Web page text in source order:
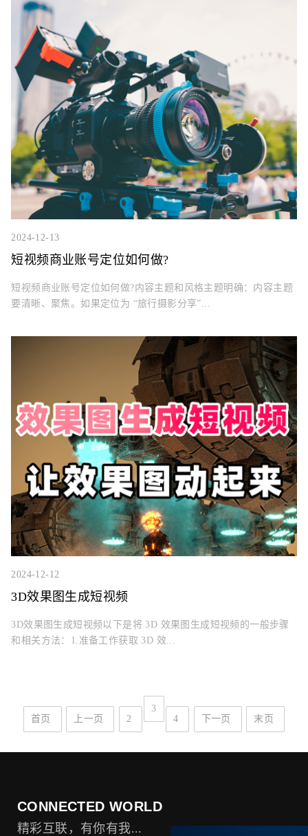
2024-12-13
短视频商业账号定位如何做?
短视频商业账号定位如何做?内容主题和风格主题明确：内容主题
要清晰、聚焦。如果定位为 “旅行摄影分享”...
2024-12-12
3D效果图生成短视频
3D效果图生成短视频以下是将 3D 效果图生成短视频的一般步骤
和相关方法：1.准备工作获取 3D 效...
首页 上一页 2
3
4
下一页 末页
CONNECTED WORLD
精彩互联，有你有我...